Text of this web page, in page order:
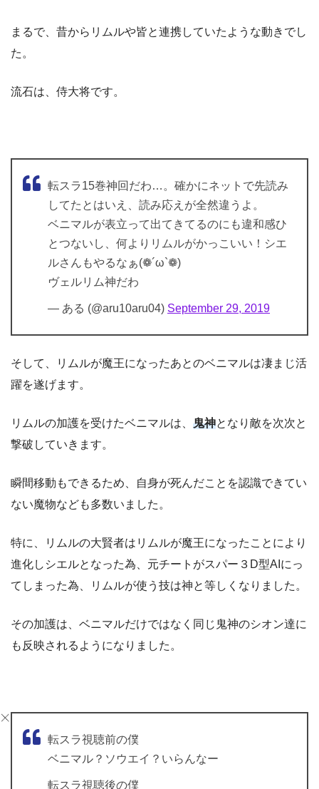
まるで、昔からリムルや皆と連携していたような動きでし
た。
流石は、侍大将です。
転スラ15巻神回だわ…。確かにネットで先読み
してたとはいえ、読み応えが全然違うよ。
ベニマルが表立って出てきてるのにも違和感ひ
とつないし、何よりリムルがかっこいい！シエ
ルさんもやるなぁ(❁´ω`❁)
ヴェルリム神だわ
— ある (@aru10aru04) September 29, 2019
そして、リムルが魔王になったあとのベニマルは凄まじ活
躍を遂げます。
リムルの加護を受けたベニマルは、 鬼神となり敵を次次と
撃破していきます。
瞬間移動もできるため、自身が死んだことを認識できてい
ない魔物なども多数いました。
特に、リムルの大賢者はリムルが魔王になったことにより
進化しシエルとなった為、元チートがスパー３D型AIにっ
てしまった為、リムルが使う技は神と等しくなりました。
その加護は、ベニマルだけではなく同じ鬼神のシオン達に
も反映されるようになりました。
転スラ視聴前の僕
ベニマル？ソウエイ？いらんなー
転スラ視聴後の僕